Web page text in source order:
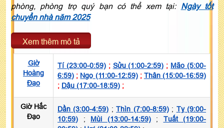
phòng, phòng trọ quý bạn có thể xem tại: Ngày tốt
chuyển nhà năm 2025
Xem thêm mô tả
Giờ
Hoàng
Đạo
Tí (23:00-0:59); Sửu (1:00-2:59) ; Mão (5:00-
6:59) ; Ngọ (11:00-12:59); Thân (15:00-16:59)
; Dậu (17:00-18:59) ;
Giờ Hắc
Đạo
Dần (3:00-4:59) ;Thìn (7:00-8:59); Tỵ (9:00-
10:59) ; Mùi (13:00-14:59); Tuất (19:00-